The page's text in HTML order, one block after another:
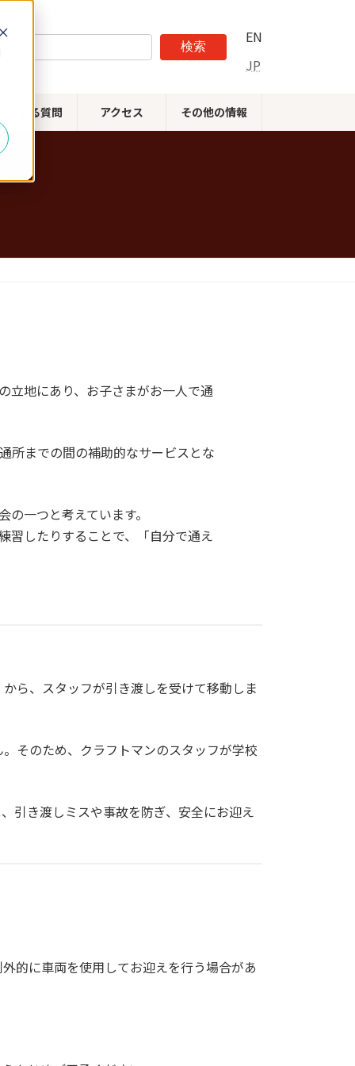
検索
EN
JP
よくある質問 アクセス その他の情報
立地にあり、お子さまがお一人で通
所までの間の補助的なサービスとな
一つと考えています。
習したりすることで、「自分で通え
ら、スタッフが引き渡しを受けて移動しま
そのため、クラフトマンのスタッフが学校
引き渡しミスや事故を防ぎ、安全にお迎え
的に車両を使用してお迎えを行う場合があ